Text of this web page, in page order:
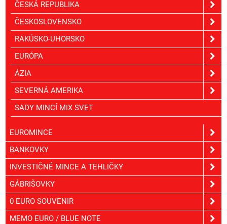
ČESKÁ REPUBLIKA
ČESKOSLOVENSKO
RAKÚSKO-UHORSKO
EURÓPA
ÁZIA
SEVERNÁ AMERIKA
SADY MINCÍ MIX SVET
EUROMINCE
BANKOVKY
INVESTIČNÉ MINCE A TEHLIČKY
GÁBRIŠOVKY
0 EURO SOUVENIR
MEMO EURO / BLUE NOTE